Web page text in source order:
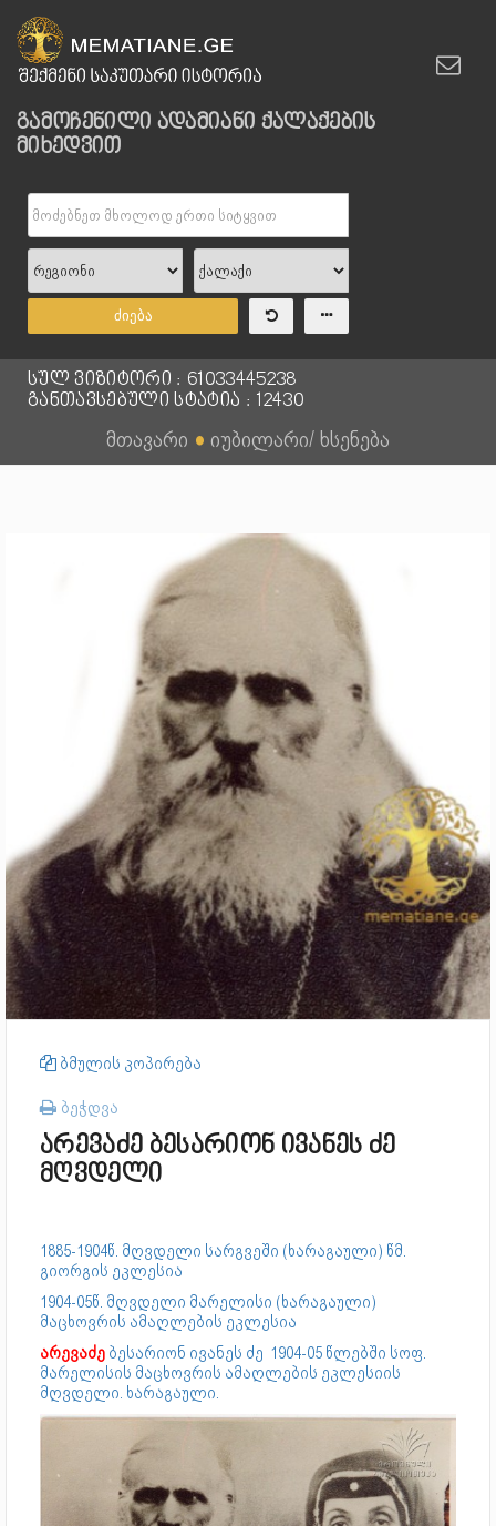
გამოჩენილი ადამიანი ქალაქების
მიხედვით
ძიება
სულ ვიზიტორი : 61033445238
განთავსებული სტატია : 12430
მთავარი ● იუბილარი/ ხსენება
ბმულის კოპირება
ბეჭდვა
არევაძე ბესარიონ ივანეს ძე
მღვდელი
1885-1904წ. მღვდელი სარგვეში (ხარაგაული) წმ.
გიორგის ეკლესია
1904-05წ. მღვდელი მარელისი (ხარაგაული)
მაცხოვრის ამაღლების ეკლესია
არევაძე ბესარიონ ივანეს ძე 1904-05 წლებში სოფ.
მარელისის მაცხოვრის ამაღლების ეკლესიის
მღვდელი. ხარაგაული.